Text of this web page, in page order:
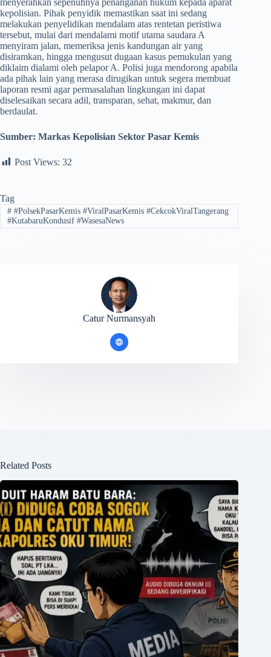
kepolisian. Pihak penyidik memastikan saat ini sedang
melakukan penyelidikan mendalam atas rentetan peristiwa
tersebut, mulai dari mendalami motif utama saudara A
menyiram jalan, memeriksa jenis kandungan air yang
disiramkan, hingga mengusut dugaan kasus pemukulan yang
diklaim dialami oleh pelapor A. Polisi juga mendorong apabila
ada pihak lain yang merasa dirugikan untuk segera membuat
laporan resmi agar permasalahan lingkungan ini dapat
diselesaikan secara adil, transparan, sehat, makmur, dan
berdaulat.
Sumber: Markas Kepolisian Sektor Pasar Kemis
Post Views: 32
Tag
##PolsekPasarKemis #ViralPasarKemis #CekcokViralTangerang
#KutabaruKondusif #WasesaNews
Catur Nurmansyah
Related Posts